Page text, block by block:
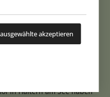
akzeptieren
Park Germany in
(...)
und
in Haltern am See haben